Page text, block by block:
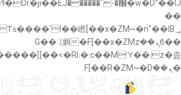
��
��ϐܢ��F[��x�ZMz�G�� %嬩
졾
�ܢ��F[��R�ZM~�D